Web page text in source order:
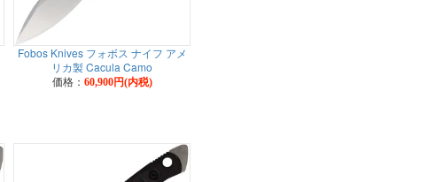
Fobos Knives フォボス ナイフ アメ
リカ製 Cacula Camo
価格： 60,900円(内税)